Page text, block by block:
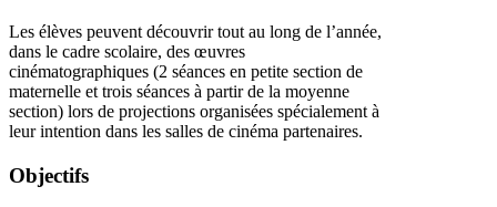
Les élèves peuvent découvrir tout au long de l’année,
dans le cadre scolaire, des œuvres
cinématographiques (2 séances en petite section de
maternelle et trois séances à partir de la moyenne
section) lors de projections organisées spécialement à
leur intention dans les salles de cinéma partenaires.
Objectifs